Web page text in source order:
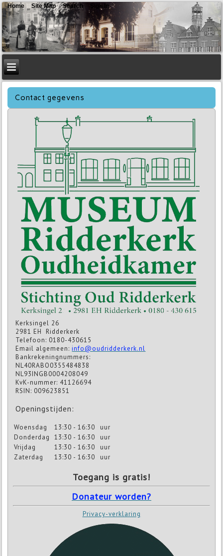
Contact gegevens
Kerksingel 26
2981 EH Ridderkerk
Telefoon: 0180-430615
Email algemeen:info@oudridderkerk.nl
Bankrekeningnummers:
NL40RABO0355484838
NL93INGB0004208049
KvK-nummer: 41126694
RSIN: 009623851
Openingstijden:
Woensdag 13:30 - 16:30
uur
Donderdag
13:30 - 16:30
uur
Vrijdag
13:30 - 16:30
uur
Zaterdag
13:30 - 16:30 uur
Toegang is gratis!
Donateur worden?
Privacy-verklaring
Home Site Map Search Sign In